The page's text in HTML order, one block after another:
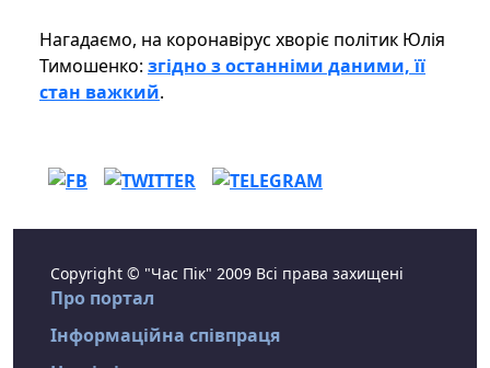
Нагадаємо, на коронавірус хворіє політик Юлія
Тимошенко: згідно з останніми даними, її
стан важкий.
Copyright © "Час Пік" 2009 Всі права захищені
Про портал
Інформаційна співпраця